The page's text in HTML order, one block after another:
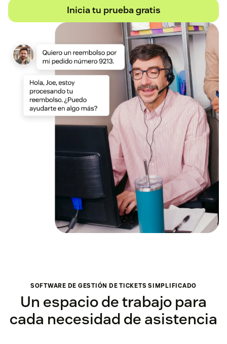
Inicia tu prueba gratis
SOFTWARE DE GESTIÓN DE TICKETS SIMPLIFICADO
Un espacio de trabajo para
cada necesidad de asistencia